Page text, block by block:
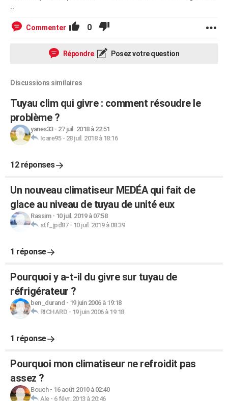
..
Commenter 0
Répondre Posez votre question
Discussions similaires
Tuyau clim qui givre : comment résoudre le
problème ?
yanes33- 27 juil. 2018 à 22:51
Icare95- 28 juil. 2018 à 18:16
12 réponses
Un nouveau climatiseur MEDÉA qui fait de
glace au niveau de tuyau de unité eux
Rassim- 10 juil. 2019 à 07:58
stf_jpd87- 10 juil. 2019 à 08:39
1 réponse
Pourquoi y a-t-il du givre sur tuyau de
réfrigérateur ?
ben_durand - 19 juin 2006 à 19:18
RICHARD - 19 juin 2006 à 19:18
1 réponse
Pourquoi mon climatiseur ne refroidit pas
assez ?
Bouch- 16 août 2010 à 02:40
Ale- 6 févr. 2013 à 20:46